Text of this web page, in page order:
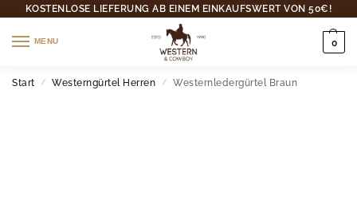
KOSTENLOSE LIEFERUNG AB EINEM EINKAUFSWERT VON 50€!
MENU 0
Start / Westerngürtel Herren / Westernledergürtel Braun